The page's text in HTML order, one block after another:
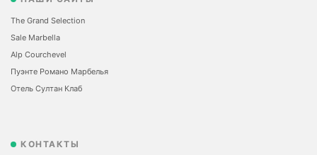
The Grand Selection
Sale Marbella
Alp Courchevel
Пуэнте Романо Марбелья
Отель Султан Клаб
КОНТАКТЫ